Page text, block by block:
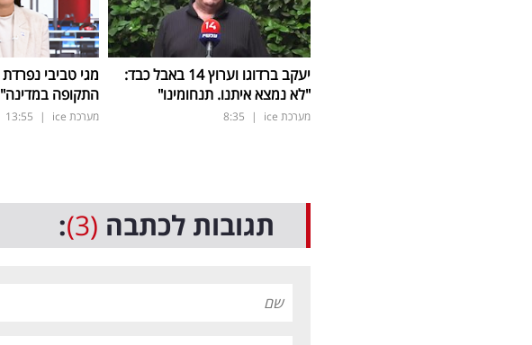
יעקב ברדוגו וערוץ 14 באבל כבד:
"לא נמצא איתנו. תנחומינו"
מערכת ice |
8:35
התקופה במדינה"
מערכת ice |
13:55
תגובות לכתבה (3)
: